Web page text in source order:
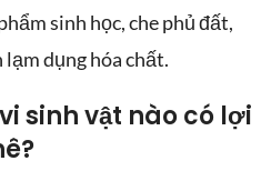
sinh học, che phủ đất,
dụng hóa chất.
sinh vật nào có lợi